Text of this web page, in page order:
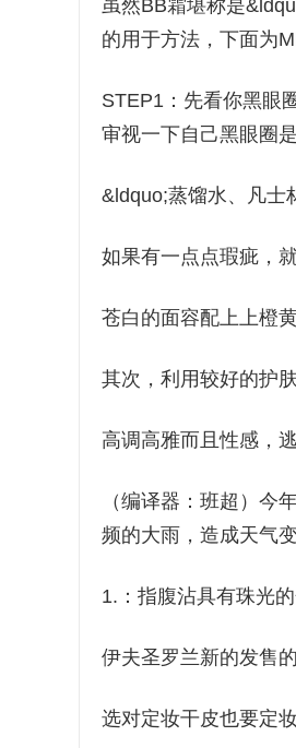
虽然BB霜堪称是
的用于方法，下面为
STEP1：先看你黑眼
审视一下自己黑眼圈
&ldquo;蒸馏水、凡士
如果有一点点瑕疵，
苍白的面容配上上橙
其次，利用较好的护肤
高调高雅而且性感，
（编译器：班超）今
频的大雨，造成天气
1.：指腹沾具有珠光
伊夫圣罗兰新的发售
选对定妆干皮也要定